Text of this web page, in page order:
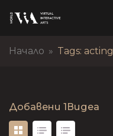
Начало » Tags: acting
Добавени 1Видеа